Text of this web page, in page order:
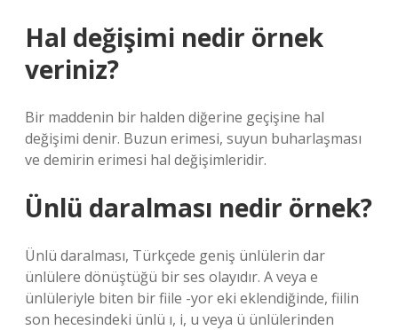
Hal değişimi nedir örnek
veriniz?
Bir maddenin bir halden diğerine geçişine hal
değişimi denir. Buzun erimesi, suyun buharlaşması
ve demirin erimesi hal değişimleridir.
Ünlü daralması nedir örnek?
Ünlü daralması, Türkçede geniş ünlülerin dar
ünlülere dönüştüğü bir ses olayıdır. A veya e
ünlüleriyle biten bir fiile -yor eki eklendiğinde, fiilin
son hecesindeki ünlü ı, i, u veya ü ünlülerinden